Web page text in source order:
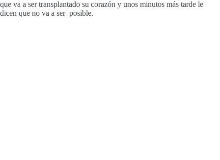
que va a ser transplantado su corazón y unos minutos más tarde le
dicen que no va a ser posible.